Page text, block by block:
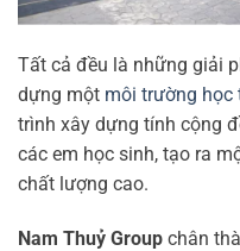
Tất cả đều là những giải
dựng một môi trường học
trình xây dựng tính cộng
các em học sinh, tạo ra
chất lượng cao.
Nam Thuỷ Group chân